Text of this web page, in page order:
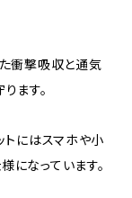
衝撃吸収と通気
ます。
トにはスマホや小
なっています。